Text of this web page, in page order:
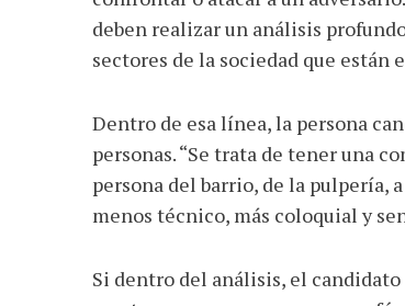
deben realizar un análisis
sectores de la sociedad que
Dentro de esa línea, la persona
personas. “Se trata de tener una
persona del barrio, de la pulpería,
menos técnico, más coloquial y
Si dentro del análisis, el